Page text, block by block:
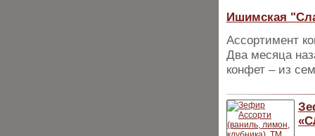
Ишимская
Ассортимент
Два месяца
конфет – из